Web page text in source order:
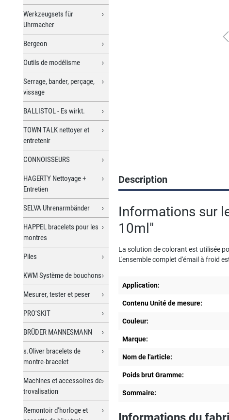
Werkzeugsets für
Uhrmacher
Bergeon
Outils de modélisme
Serrage, bander, perçage,
vissage
BALLISTOL - Es wirkt.
TOWN TALK nettoyer et
entretenir
CONNOISSEURS
HAGERTY Nettoyage +
Entretien
SELVA Uhrenarmbänder
HAPPEL bracelets pour les
montres
Piles
KWM Système de bouchons
Mesurer, tester et peser
PRO'SKIT
BRÜDER MANNESMANN
s.Oliver bracelets de
montre-bracelet
Machines et accessoires de
trovalisation
Remontoir d'horloge et
Description
Informations sur
10ml"
La solution de colorant est utilisée
L'ensemble complet d'émail à froid
Application:
Contenu Unité de mesure:
Couleur:
Marque:
Nom de l'article:
Poids brut Gramme:
Sommaire: